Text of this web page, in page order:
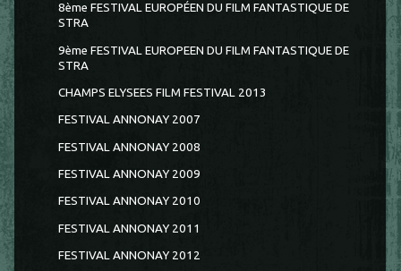
8ème FESTIVAL EUROPÉEN DU FILM FANTASTIQUE DE
STRA
9ème FESTIVAL EUROPEEN DU FILM FANTASTIQUE DE
STRA
CHAMPS ELYSEES FILM FESTIVAL 2013
FESTIVAL ANNONAY 2007
FESTIVAL ANNONAY 2008
FESTIVAL ANNONAY 2009
FESTIVAL ANNONAY 2010
FESTIVAL ANNONAY 2011
FESTIVAL ANNONAY 2012